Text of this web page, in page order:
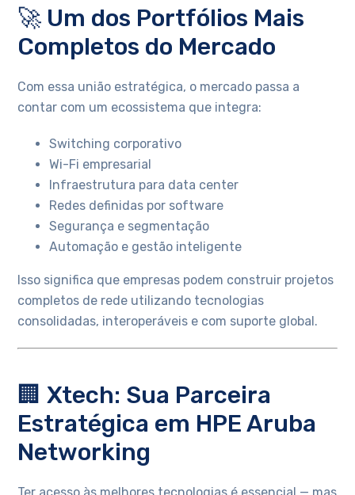
🚀 Um dos Portfólios Mais
Completos do Mercado
Com essa união estratégica, o mercado passa a
contar com um ecossistema que integra:
Switching corporativo
Wi-Fi empresarial
Infraestrutura para data center
Redes definidas por software
Segurança e segmentação
Automação e gestão inteligente
Isso significa que empresas podem construir projetos
completos de rede utilizando tecnologias
consolidadas, interoperáveis e com suporte global.
🏢 Xtech: Sua Parceira
Estratégica em HPE Aruba
Networking